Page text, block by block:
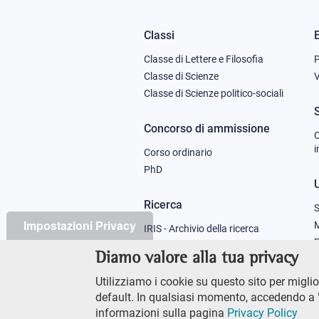
Impostazioni Privacy
Diamo valore alla tua privacy
Utilizziamo i cookie su questo sito per
default. In qualsiasi momento, accedendo
informazioni sulla pagina Privacy Policy
Footer
column
Classi
Classe di Lettere e Filosofia
Classe di Scienze
Classe di Scienze politico-sociali
Concorso di ammissione
Corso ordinario
PhD
Ricerca
IRIS - Archivio della ricerca
Didattica
Offerta didattica